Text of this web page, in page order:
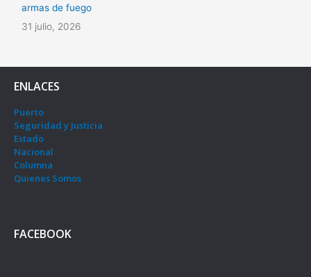
armas de fuego
31 julio, 2026
ENLACES
Puerto
Seguridad y Justicia
Estado
Nacional
Columna
Quienes Somos
FACEBOOK